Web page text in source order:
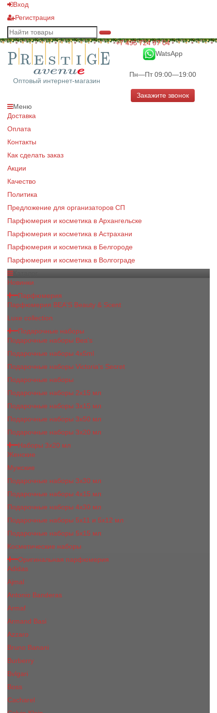
Вход
Регистрация
Оптовый интернет-магазин
+7 495 724 97 04
WatsApp
Пн—Пт 09:00—19:00
Закажите звонок
Меню
Доставка
Оплата
Контакты
Как сделать заказ
Акции
Качество
Политика
Предложение для организаторов СП
Парфюмерия и косметика в Архангельске
Парфюмерия и косметика в Астрахани
Парфюмерия и косметика в Белгороде
Парфюмерия и косметика в Волгограде
Новинки
Парфюмерия
Парфюмерия BEA'S Beauty & Scent
Luxe collection
Подарочные наборы
Подарочные наборы Bea's
Подарочные наборы 4х5ml
Подарочные наборы Victoria's Secret
Подарочные наборы
Подарочные наборы 2x15 мл
Подарочные наборы 3х15 мл
Подарочные наборы 3x50 мл
Подарочные наборы 3x20 мл
Наборы 3х20 мл
Женские
Мужские
Подарочные наборы 3х30 мл
Подарочные наборы 4x15 мл
Подарочные наборы 4x30 мл
Подарочные наборы 5x11 и 5х12 мл
Подарочные наборы 5x15 мл
Косметические наборы
Оригинальная парфюмерия
Adidas
Ajmal
Antonio Banderas
Armaf
Armand Basi
Azzaro
Bruno Banani
Burberry
Bvlgari
Boss
Cacharel